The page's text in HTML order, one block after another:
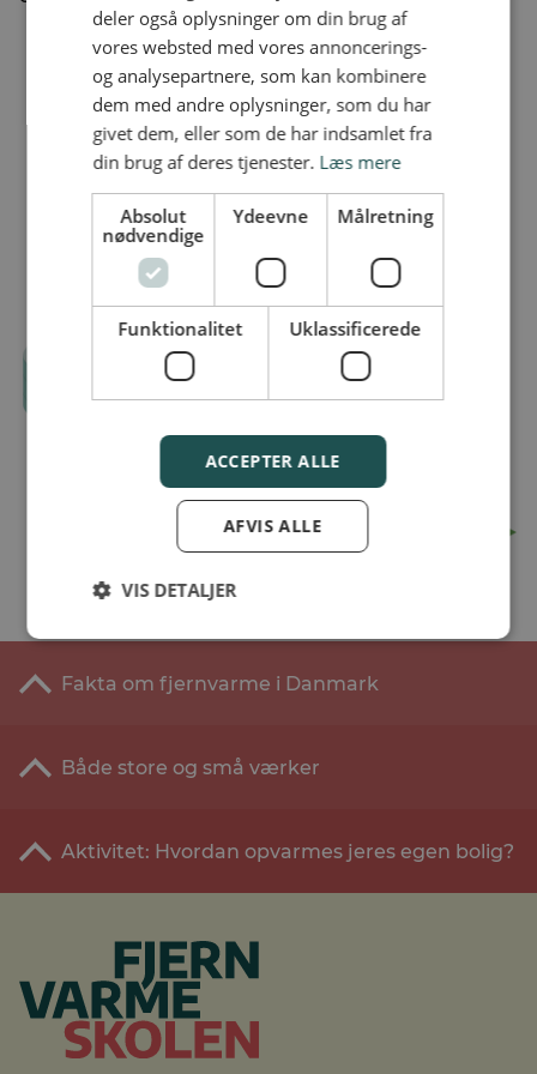
Fakta om fjernvarme i Danmark
Både store og små værker
Aktivitet: Hvordan opvarmes jeres egen bolig?
deler også oplysninger om din brug af
vores websted med vores annoncerings-
og analysepartnere, som kan kombinere
dem med andre oplysninger, som du har
givet dem, eller som de har indsamlet fra
din brug af deres tjenester. Læs mere
Absolut
nødvendige
Ydeevne Målretning
Funktionalitet Uklassificerede
ACCEPTER ALLE
AFVIS ALLE
VIS DETALJER